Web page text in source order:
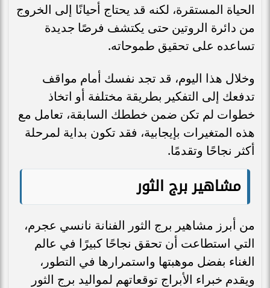
الحياة المستقرة، لكنه قد يحتاج أحيانًا إلى الخروج
من دائرة الروتين حتى يكتشف فرصًا جديدة
تساعده على تحقيق طموحاته.
وخلال هذا اليوم، قد تجد نفسك أمام مواقف
تدفعك إلى التفكير بطريقة مختلفة أو اتخاذ
خطوات لم تكن ضمن خططك السابقة، تعامل مع
هذه المتغيرات بإيجابية، فقد تكون بداية لمرحلة
أكثر نجاحًا وتقدمًا.
مشاهير برج الثور
من أبرز مشاهير برج الثور الفنانة نانسي عجرم،
التي استطاعت أن تحقق نجاحًا كبيرًا في عالم
الغناء بفضل موهبتها واستمرارها في التطور،
ويقدم خبراء الأبراج توقعاتهم لمواليد برج الثور